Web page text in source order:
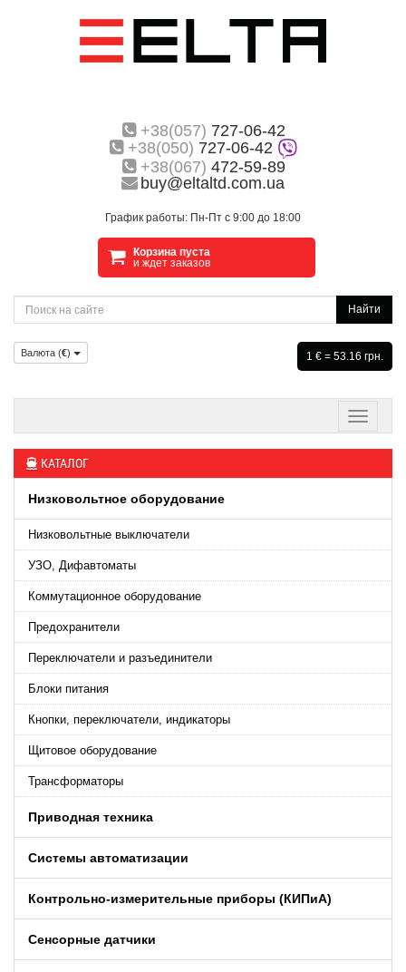
+38(057) 727-06-42
+38(050) 727-06-42
+38(067) 472-59-89
buy@eltaltd.com.ua
График работы: Пн-Пт с 9:00 до 18:00
Корзина пуста
и ждет заказов
Найти
Валюта (€) 1 € = 53.16 грн.
КАТАЛОГ
Низковольтное оборудование
Низковольтные выключатели
УЗО, Дифавтоматы
Коммутационное оборудование
Предохранители
Переключатели и разъединители
Блоки питания
Кнопки, переключатели, индикаторы
Щитовое оборудование
Трансформаторы
Приводная техника
Системы автоматизации
Контрольно-измерительные приборы (КИПиA)
Сенсорные датчики